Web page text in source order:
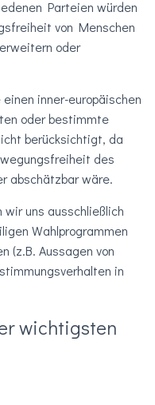
Parteien würden
von Menschen
oder
inner-europäischen
oder bestimmte
berücksichtigt, da
des
abschätzbar wäre.
uns ausschließlich
Wahlprogrammen
(z.B. Aussagen von
in
wichtigsten